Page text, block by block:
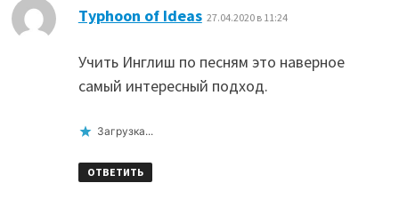
Typhoon of Ideas: 27.04.2020 в 11:24
Учить Инглиш по песням это наверное
самый интересный подход.
Загрузка...
ОТВЕТИТЬ